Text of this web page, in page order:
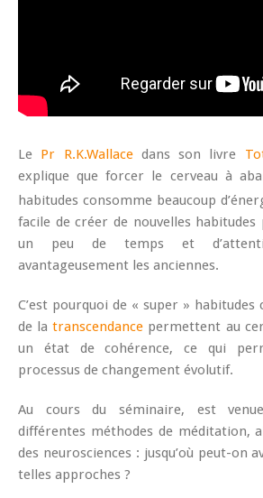
Le Pr R.K.Wallacedans son livre
explique que forcer le cerveau à
habitudes consomme beaucoup
facile de créer de nouvelles habitudes
un peu de temps et
avantageusement les anciennes.
C’est pourquoi de « super » habitudes
de latranscendance permettent au
un état de cohérence, ce qui
processus de changement évolutif.
Au cours du séminaire, est
différentes méthodes de méditation,
des neurosciences : jusqu’où peut-on
telles approches ?